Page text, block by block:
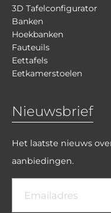
3D Tafelconfigurator
Banken
Hoekbanken
Fauteuils
Eettafels
Eetkamerstoelen
Nieuwsbrief
Het laatste nieuws
aanbiedingen.